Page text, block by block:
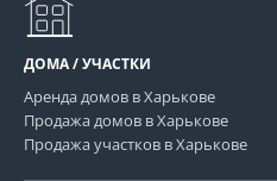
ДОМА / УЧАСТКИ
Аренда домов в Харькове
Продажа домов в Харькове
Продажа участков в Харькове